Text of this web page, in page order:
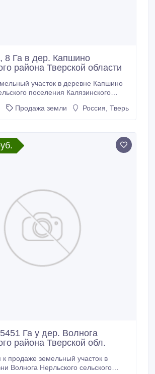
8 Га в дер. Капшино
района Тверской области
участок в деревне Капшино
поселения Калязинского
- 69:11:0000020:1654.
Цена - 9 900 000 рублей
Продажа земли Россия, Тверь
Га у дер. Волнога
района Тверской обл.
к продаже земельный участок в
Волнога Нерльского сельского